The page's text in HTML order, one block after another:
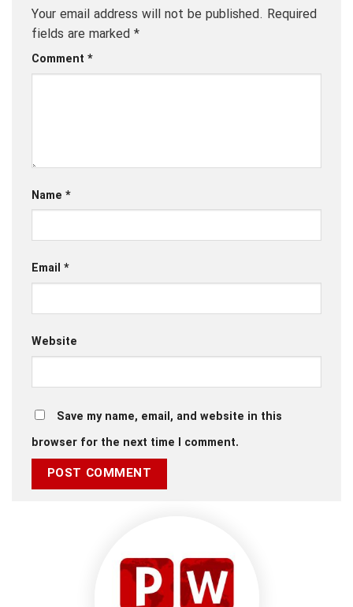
Your email address will not be published. Required
fields are marked *
Comment *
Name *
Email *
Website
Save my name, email, and website in this
browser for the next time I comment.